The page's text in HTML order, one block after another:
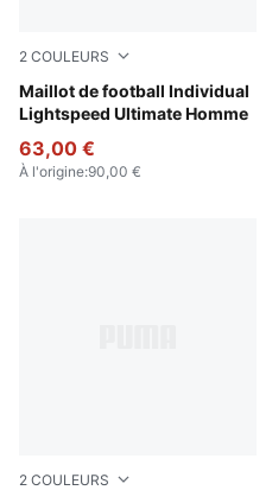
2 COULEURS
Maillot de football Individual
Lightspeed Ultimate Homme
Poison Pink-PUMA Black
63,00 €
À l'origine:90,00 €
2 COULEURS